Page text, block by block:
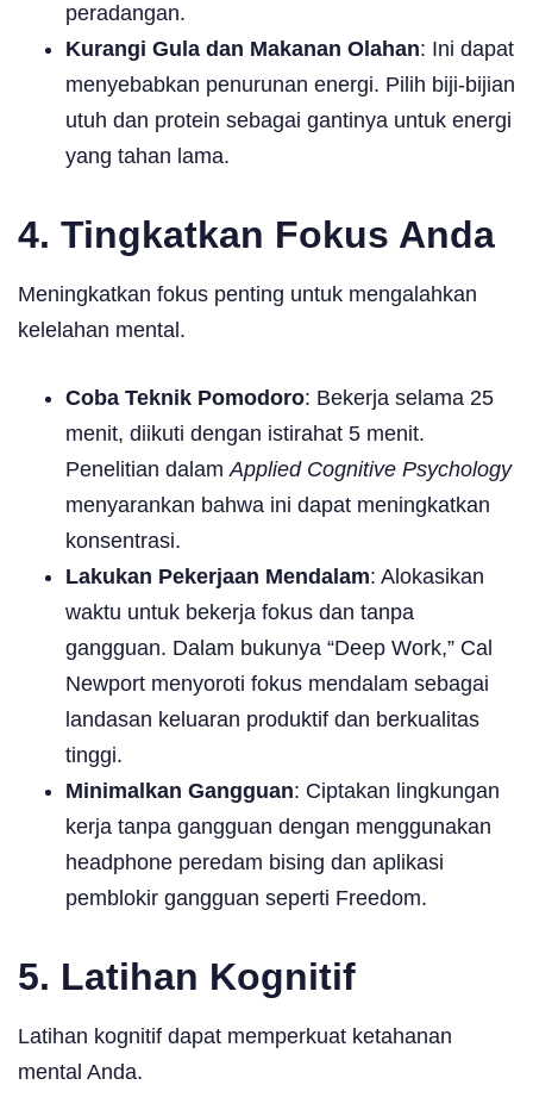
peradangan.
Kurangi Gula dan Makanan Olahan: Ini dapat
menyebabkan penurunan energi. Pilih biji-bijian
utuh dan protein sebagai gantinya untuk energi
yang tahan lama.
4. Tingkatkan Fokus Anda
Meningkatkan fokus penting untuk mengalahkan
kelelahan mental.
Coba Teknik Pomodoro: Bekerja selama 25
menit, diikuti dengan istirahat 5 menit.
Penelitian dalamApplied Cognitive Psychology
menyarankan bahwa ini dapat meningkatkan
konsentrasi.
Lakukan Pekerjaan Mendalam: Alokasikan
waktu untuk bekerja fokus dan tanpa
gangguan. Dalam bukunya “Deep Work,” Cal
Newport menyoroti fokus mendalam sebagai
landasan keluaran produktif dan berkualitas
tinggi.
Minimalkan Gangguan: Ciptakan lingkungan
kerja tanpa gangguan dengan menggunakan
headphone peredam bising dan aplikasi
pemblokir gangguan seperti Freedom.
5. Latihan Kognitif
Latihan kognitif dapat memperkuat ketahanan
mental Anda.